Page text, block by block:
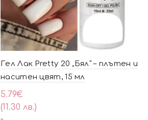
Гел Лак Pretty 20 „Бял“ – плътен и
наситен цвят, 15 мл
5.79€
(11.30 лв.)